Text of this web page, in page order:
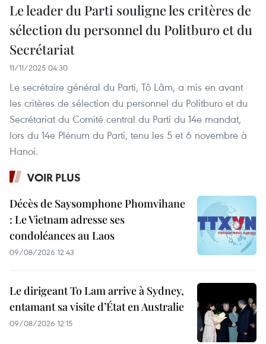
Le leader du Parti souligne les critères de
sélection du personnel du Politburo et du
Secrétariat
11/11/2025 04:30
Le secrétaire général du Parti, Tô Lâm, a mis en avant
les critères de sélection du personnel du Politburo et du
Secrétariat du Comité central du Parti du 14e mandat,
lors du 14e Plénum du Parti, tenu les 5 et 6 novembre à
Hanoi.
VOIR PLUS
Décès de Saysomphone Phomvihane
: Le Vietnam adresse ses
condoléances au Laos
09/08/2026 12:43
Le dirigeant To Lam arrive à Sydney,
entamant sa visite d’État en Australie
09/08/2026 12:15